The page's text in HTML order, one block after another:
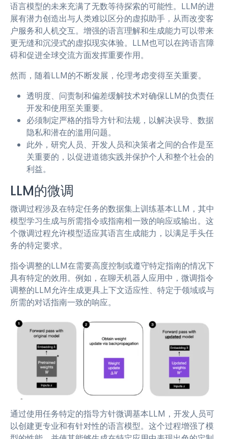
语言模型的未来充满了无数等待探索的可能性。LLM的进
展有潜力创造出与人类难以区分的虚拟助手，从而改变客
户服务和人机交互。增强的语言理解和生成能力可以带来
更无缝和沉浸式的虚拟现实体验。LLM也可以在跨语言障
碍和促进全球交流方面发挥重要作用。
然而，随着LLM的不断发展，伦理考虑变得至关重要。
透明度、问责制和偏差缓解技术对确保LLM的负责任
开发和使用至关重要。
必须制定严格的指导方针和法规，以解决误导、数据
隐私和潜在的滥用问题。
此外，研究人员、开发人员和决策者之间的合作是至
关重要的，以促进道德实践并保护个人和整个社会的
利益。
LLM的微调
微调过程涉及在特定任务的数据集上训练基本LLM，其中
模型学习生成与所需指令或指南相一致的响应或输出。这
个微调过程允许模型适应其语言生成能力，以满足手头任
务的特定要求。
指令调整的LLM在需要高度控制或遵守特定指南的情况下
具有特定的效用。例如，在聊天机器人应用中，微调指令
调整的LLM允许生成更具上下文适应性、特定于领域或与
所需的对话指南一致的响应。
通过使用任务特定的指导方针微调基本LLM，开发人员可
以创建更专业和有针对性的语言模型。这个过程增强了模